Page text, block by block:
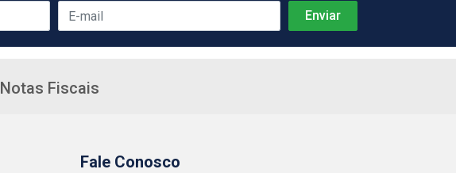
Notas Fiscais
Fale Conosco